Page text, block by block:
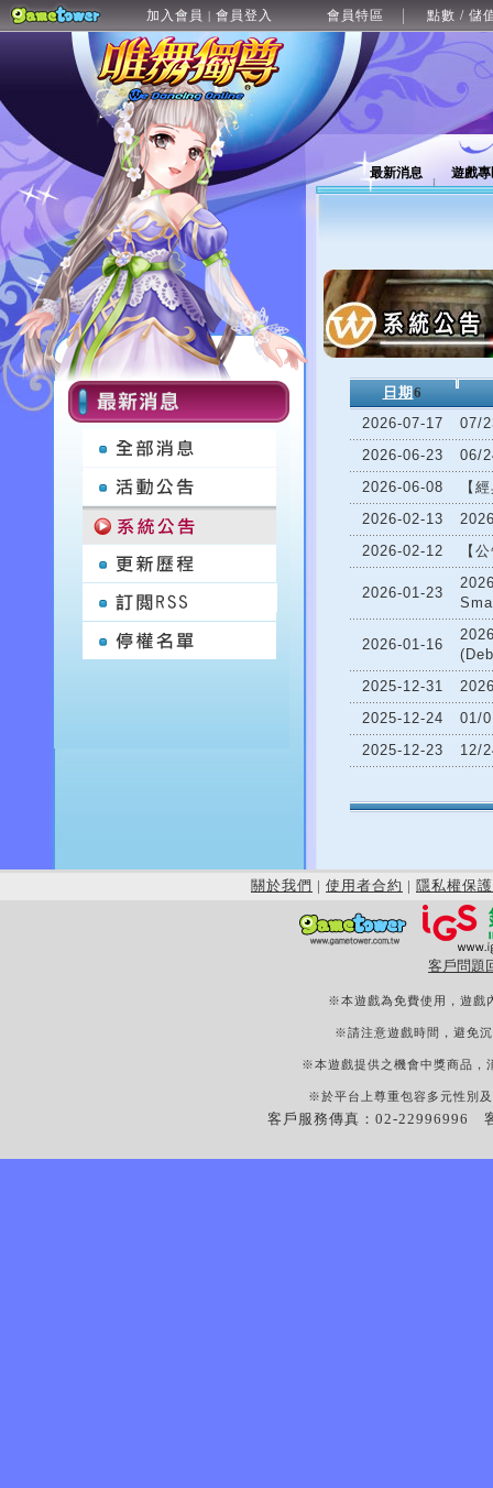
加入會員 | 會員登入 會員特區 點數 / 儲
最新消息 遊戲
日期 6
2026-07-17
07/
2026-06-23
06/
2026-06-08
【
2026-02-13
2026-02-12
【
2026-01-23
2026-01-16
2025-12-31
2025-12-24
01/
2025-12-23
12/
關於我們 | 使用者合約 | 隱私權保護
客戶問題
※本遊戲為免費使用，遊戲
※請注意遊戲時間，避免
※本遊戲提供之機會中獎商品，
※於平台上尊重包容多元性別
客戶服務傳真：02-22996996